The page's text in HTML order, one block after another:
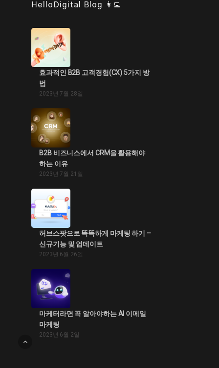
HelloDigital Blog 👩‍💻
효과적인 B2B 고객경험(CX) 5가지 방
법
2023년 7월 28일
B2B 비즈니스에서 CRM을 활용해야
하는 이유
2023년 7월 21일
허브스팟으로 똑똑하게 마케팅 하기 –
신규기능 및 업데이트
2023년 6월 26일
마케터라면 꼭 알아야하는 AI 이메일
마케팅
2023년 6월 2일